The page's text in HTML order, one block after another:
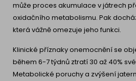
může proces akumulace v játrech
oxidačního metabolismu. Pak
která vážně omezuje jeho funkci.
Klinické příznaky onemocnění se
během 6-7 týdnů ztratí 30 až 40%
Metabolické poruchy a zvýšení